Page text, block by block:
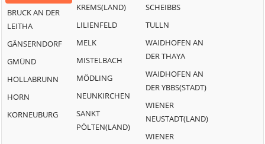
BRUCK AN DER
LEITHA
GÄNSERNDORF
GMÜND
HOLLABRUNN
HORN
KORNEUBURG
KREMS(LAND)
LILIENFELD
MELK
MISTELBACH
MÖDLING
NEUNKIRCHEN
SANKT
PÖLTEN(LAND)
SCHEIBBS
TULLN
WAIDHOFEN AN
DER THAYA
WAIDHOFEN AN
DER YBBS(STADT)
WIENER
NEUSTADT(LAND)
WIENER